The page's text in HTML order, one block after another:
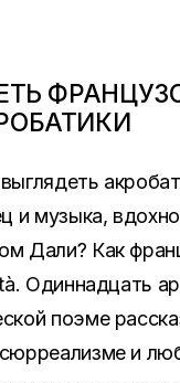
и музыка,
Дали? Как
Одиннадцать
поэме
и